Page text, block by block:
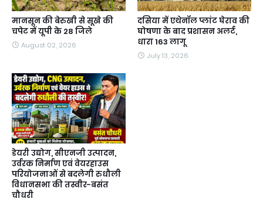
मानसून की बेरुखी से सूखे की
चपेट में यूपी के 28 जिले
August 02, 2026
दसिया में एथेनॉल प्लांट घेराव की
घोषणा के बाद प्रशासन अलर्ट,
धारा 163 लागू
July 13, 2026
डेयरी उद्योग, सीएनजी उत्पादन,
उर्वरक निर्माण एवं वेयरहाउस
परियोजनाओं से बदलेगी रुधौली
विधानसभा की तस्वीर-बसंत
चौधरी